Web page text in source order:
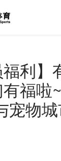
福利】
福啦
宠物